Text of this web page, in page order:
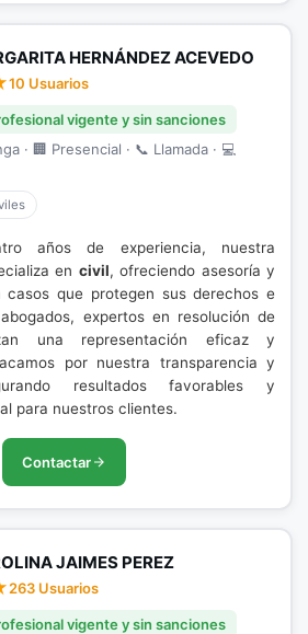
HERNÁNDEZ ACEVEDO
10 Usuarios
vigente y sin sanciones
· 🏢 Presencial · 📞 Llamada · 💻
años de experiencia, nuestra
en civil, ofreciendo asesoría y
casos que protegen sus derechos e
expertos en resolución de
una representación eficaz y
por nuestra transparencia y
resultados favorables y
para nuestros clientes.
Contactar
JAIMES PEREZ
263 Usuarios
vigente y sin sanciones